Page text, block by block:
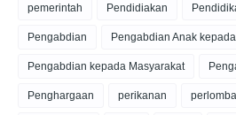
pemerintah Pendidiakan
Pengabdian Pengabdian Anak
Pengabdian kepada Masyarakat
Penghargaan perikanan